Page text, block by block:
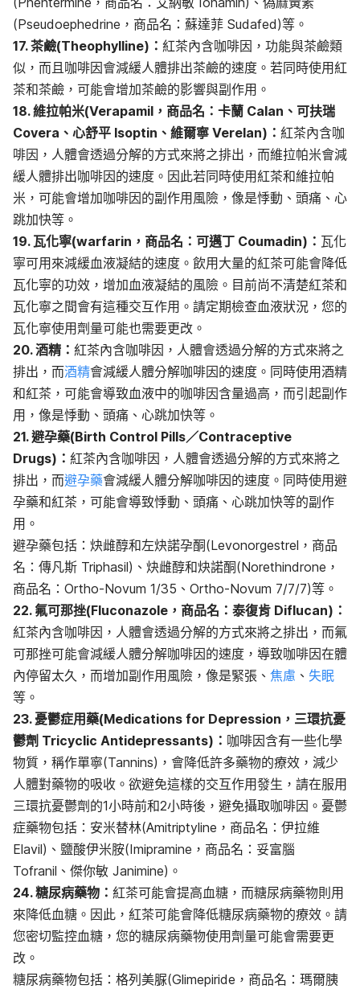
(Pseudoephedrine，商品名：蘇達菲 Sudafed)等。
17. 茶鹼(Theophylline)： 紅茶內含咖啡因，功能與茶鹼類
似，而且咖啡因會減緩人體排出茶鹼的速度。若同時使用紅
茶和茶鹼，可能會增加茶鹼的影響與副作用。
18. 維拉帕米(Verapamil，商品名：卡蘭 Calan、可扶瑞
Covera、心舒平 Isoptin、維爾寧 Verelan)： 紅茶內含咖
啡因，人體會透過分解的方式來將之排出，而維拉帕米會減
緩人體排出咖啡因的速度。因此若同時使用紅茶和維拉帕
米，可能會增加咖啡因的副作用風險，像是悸動、頭痛、心
跳加快等。
19. 瓦化寧(warfarin，商品名：可邁丁 Coumadin)： 瓦化
寧可用來減緩血液凝結的速度。飲用大量的紅茶可能會降低
瓦化寧的功效，增加血液凝結的風險。目前尚不清楚紅茶和
瓦化寧之間會有這種交互作用。請定期檢查血液狀況，您的
瓦化寧使用劑量可能也需要更改。
20. 酒精： 紅茶內含咖啡因，人體會透過分解的方式來將之
排出，而酒精會減緩人體分解咖啡因的速度。同時使用酒精
和紅茶，可能會導致血液中的咖啡因含量過高，而引起副作
用，像是悸動、頭痛、心跳加快等。
21. 避孕藥(Birth Control Pills／Contraceptive
Drugs)： 紅茶內含咖啡因，人體會透過分解的方式來將之
排出，而避孕藥會減緩人體分解咖啡因的速度。同時使用避
孕藥和紅茶，可能會導致悸動、頭痛、心跳加快等的副作
用。
避孕藥包括：炔雌醇和左炔諾孕酮(Levonorgestrel，商品
名：傳凡斯 Triphasil)、炔雌醇和炔諾酮(Norethindrone，
商品名：Ortho-Novum 1/35、Ortho-Novum 7/7/7)等。
22. 氟可那挫(Fluconazole，商品名：泰復肯 Diflucan)：
紅茶內含咖啡因，人體會透過分解的方式來將之排出，而氟
可那挫可能會減緩人體分解咖啡因的速度，導致咖啡因在體
內停留太久，而增加副作用風險，像是緊張、 焦慮 、 失眠
等。
23. 憂鬱症用藥(Medications for Depression，三環抗憂
鬱劑 Tricyclic Antidepressants)： 咖啡因含有一些化學
物質，稱作單寧(Tannins)，會降低許多藥物的療效，減少
人體對藥物的吸收。欲避免這樣的交互作用發生，請在服用
三環抗憂鬱劑的1小時前和2小時後，避免攝取咖啡因。憂鬱
症藥物包括：安米替林(Amitriptyline，商品名：伊拉維
Elavil)、鹽酸伊米胺(Imipramine，商品名：妥富腦
Tofranil、傑你敏 Janimine)。
24. 糖尿病藥物： 紅茶可能會提高血糖，而糖尿病藥物則用
來降低血糖。因此，紅茶可能會降低糖尿病藥物的療效。請
您密切監控血糖，您的糖尿病藥物使用劑量可能會需要更
改。
糖尿病藥物包括：格列美脲(Glimepiride，商品名：瑪爾胰